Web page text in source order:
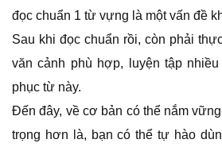
đọc chuẩn 1 từ vựng là một vấn đề
Sau khi đọc chuẩn rồi, còn phải
văn cảnh phù hợp, luyện tập
phục từ này.
Đến đây, về cơ bản có thể nắm
trọng hơn là, bạn có thể tự hào